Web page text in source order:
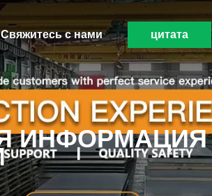
Свяжитесь с нами цитата
ИНФОРМАЦИЯ